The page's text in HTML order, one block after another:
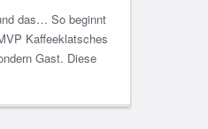
das… So beginnt
Kaffeeklatsches
Gast. Diese